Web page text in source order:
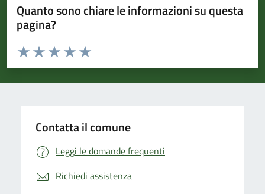
Quanto sono chiare le informazioni su questa
pagina?
Valuta da 1 a 5 stelle la pagina
Valuta 5 stelle su 5
Valuta 4 stelle su 5
Valuta 3 stelle su 5
Valuta 2 stelle su 5
Valuta 1 stelle su 5
Contatta il comune
Leggi le domande frequenti
Richiedi assistenza